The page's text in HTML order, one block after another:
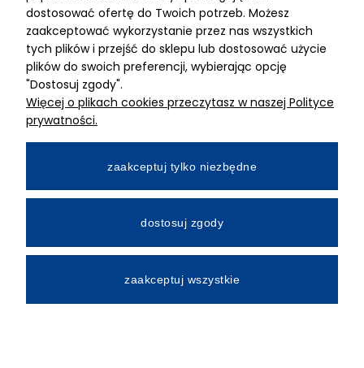
MIMARI sp z o.o.
ul. Kurkowa 12
50-210 Wrocław
Dane rejestracyjne
NIP:8982325327
Wpłacony w całości
Numer konta bankowego
All Rights Reserved © 2026 Mimari.com.pl
dostosować ofertę do Twoich potrzeb. Możesz
zaakceptować wykorzystanie przez nas wszystkich
tych plików i przejść do sklepu lub dostosować użycie
plików do swoich preferencji, wybierając opcję
"Dostosuj zgody".
Więcej o plikach cookies przeczytasz w naszej Polityce
prywatności.
zaakceptuj tylko niezbędne
dostosuj zgody
zaakceptuj wszystkie